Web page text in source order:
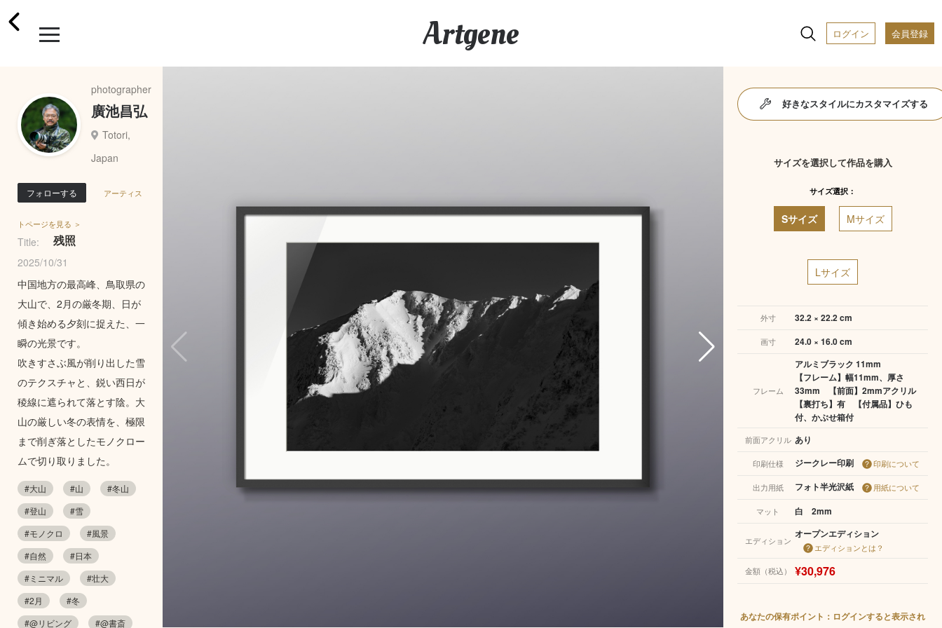
Artgene ログイン 会員登録
photographer
廣池昌弘
Totori,
Japan
フォローする アーティス
トページを見る ＞
Title: 残照
2025/10/31
中国地方の最高峰、鳥取県の
大山で、2月の厳冬期、日が
傾き始める夕刻に捉えた、一
瞬の光景です。
吹きすさぶ風が削り出した雪
のテクスチャと、鋭い西日が
稜線に遮られて落とす陰。大
山の厳しい冬の表情を、極限
まで削ぎ落としたモノクロー
ムで切り取りました。
#大山 #山
#冬山
#登山
#雪
#モノクロ
#風景
#自然
#日本
#ミニマル
#壮大
#2月
#冬
#@リビング
#@書斎
好きなスタイルにカスタマイズする
サイズを選択して作品を購入
サイズ選択：
Sサイズ Mサイズ
Lサイズ
外寸 32.2 × 22.2 cm
画寸 24.0 × 16.0 cm
フレーム
アルミブラック 11mm
【フレーム】幅11mm、厚さ
33mm 【前面】2mmアクリル
【裏打ち】有 【付属品】ひも
付、かぶせ箱付
前面アクリル あり
印刷仕様 ジークレー印刷 印刷について
出力用紙 フォト半光沢紙 用紙について
マット 白 2mm
エディション
オープンエディション
エディションとは？
金額（税込） ¥30,976
あなたの保有ポイント：ログインすると表示され